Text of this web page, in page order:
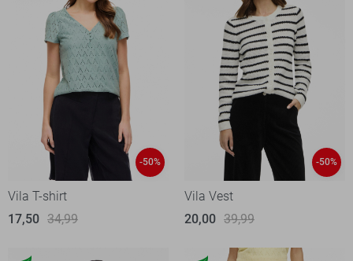
-50%
Vila T-shirt
17,50 34,99
-50%
Vila Vest
20,00 39,99